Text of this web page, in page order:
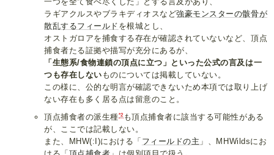
ラギアクルスやブラキディオスなど強豪モンスターの骸骨が
散乱するフィールド を根城とし、
オストガロアを捕食する存在が確認されていないなど、頂点
捕食者たる証拠や描写が充分にあるが、
「生態系/食物連鎖の頂点に立つ」といった公式の言及は一
つも存在しない ものについては掲載していない。
この様に、公的な明言が確認できないため本項では取り上げ
ない存在も多く居る点は留意のこと。
頂点捕食者の派生種*2も頂点捕食者に該当する可能性がある
が、ここでは記載しない。
また、MHW(:I)における「 フィールドの主 」、MHWildsにお